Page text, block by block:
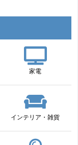
家電
インテリア・雑貨